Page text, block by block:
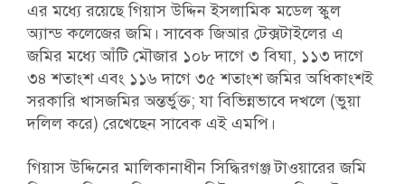
এর মধ্যে রয়েছে গিয়াস উদ্দিন ইসলামিক মডেল স্কুল
অ্যান্ড কলেজের জমি। সাবেক জিআর টেক্সটাইলের এ
জমির মধ্যে আঁটি মৌজার ১০৮ দাগে ৩ বিঘা, ১১৩ দাগে
৩৪ শতাংশ এবং ১১৬ দাগে ৩৫ শতাংশ জমির অধিকাংশই
সরকারি খাসজমির অন্তর্ভুক্ত; যা বিভিন্নভাবে দখলে (ভুয়া
দলিল করে) রেখেছেন সাবেক এই এমপি।
গিয়াস উদ্দিনের মালিকানাধীন সিদ্ধিরগঞ্জ টাওয়ারের জমি